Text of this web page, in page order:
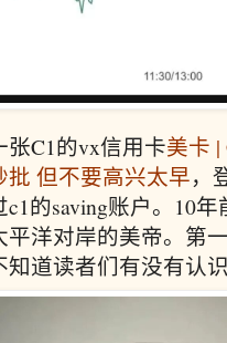
C1的vx信用卡美卡 |
但不要高兴太早，
的saving账户。10
平洋对岸的美帝。第
知道读者们有没有认